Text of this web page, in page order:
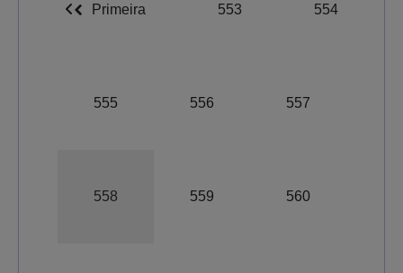
Primeira 553 554
555 556 557
558 559 560